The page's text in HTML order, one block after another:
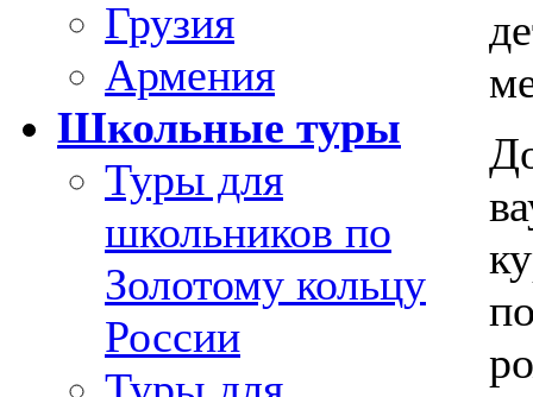
Грузия
Армения
Школьные туры
Туры для
школьников по
Золотому кольцу
России